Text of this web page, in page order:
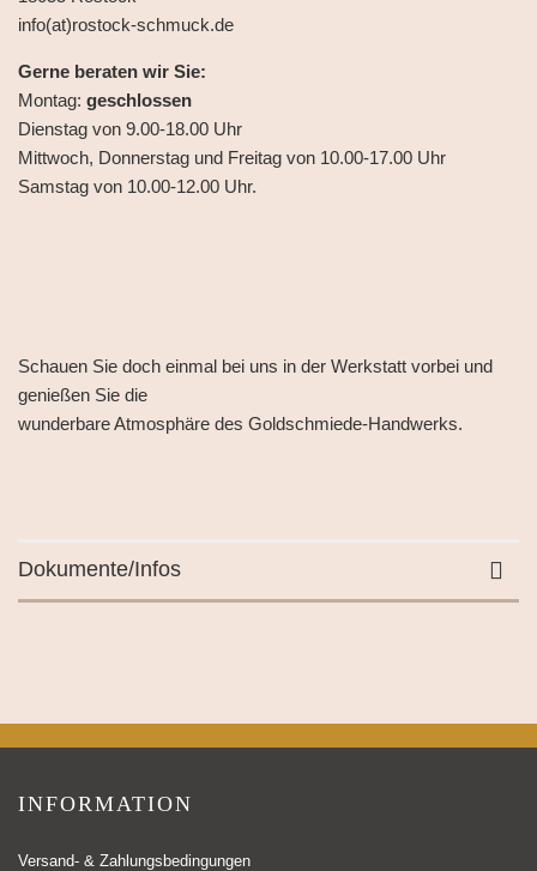
info(at)rostock-schmuck.de
Gerne beraten wir Sie:
Montag: geschlossen
Dienstag von 9.00-18.00 Uhr
Mittwoch, Donnerstag und Freitag von 10.00-17.00 Uhr
Samstag von 10.00-12.00 Uhr.
Schauen Sie doch einmal bei uns in der Werkstatt vorbei und
genießen Sie die
wunderbare Atmosphäre des Goldschmiede-Handwerks.
Dokumente/Infos
INFORMATION
Versand- & Zahlungsbedingungen